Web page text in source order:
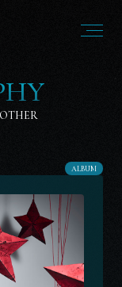
HY
OTHER
ALBUM